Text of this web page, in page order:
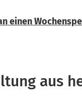
einen
aus